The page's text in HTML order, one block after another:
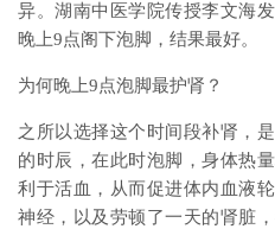
异。湖南中医学院传授李文海
晚上9点阁下泡脚，结果最好。­
为何晚上9点泡脚最护肾？­
之所以选择这个时间段补肾，
的时辰，在此时泡脚，身体热
利于活血，从而促进体内血液
神经，以及劳顿了一天的肾脏